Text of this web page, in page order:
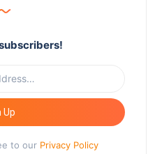
Up
to our Privacy Policy